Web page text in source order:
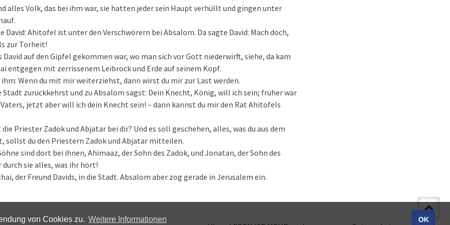
von Cookies zu. Weitere Informationen OK
alles Volk, das bei ihm war, sie hatten jeder sein Haupt verhüllt und gingen unter
David: Ahitofel ist unter den Verschwörern bei Absalom. Da sagte David: Mach doch,
zur Torheit!
David auf den Gipfel gekommen war, wo man sich vor Gott niederwirft, siehe, da kam
entgegen mit zerrissenem Leibrock und Erde auf seinem Kopf.
ihm: Wenn du mit mir weiterziehst, dann wirst du mir zur Last werden.
Stadt zurückkehrst und zu Absalom sagst: Dein Knecht, König, will ich sein; früher war
jetzt aber will ich dein Knecht sein! – dann kannst du mir den Rat Ahitofels
Priester Zadok und Abjatar bei dir? Und es soll geschehen, alles, was du aus dem
sollst du den Priestern Zadok und Abjatar mitteilen.
sind dort bei ihnen, Ahimaaz, der Sohn des Zadok, und Jonatan, der Sohn des
sie alles, was ihr hört!
der Freund Davids, in die Stadt. Absalom aber zog gerade in Jerusalem ein.